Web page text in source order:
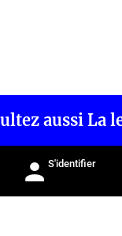
aussi La
S'identifier